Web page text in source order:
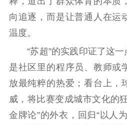
新闻宣
主题宣传
记者之家
文化文
精品生产 文化惠民
文化交流
体制改革
向追逐，而是让普通人在运
温度。
“苏超”的实践印证了这一
是社区里的程序员、教师或
放最纯粹的热爱；看台上，
威，将比赛变成城市文化的
金牌论”的外衣，回归“以人